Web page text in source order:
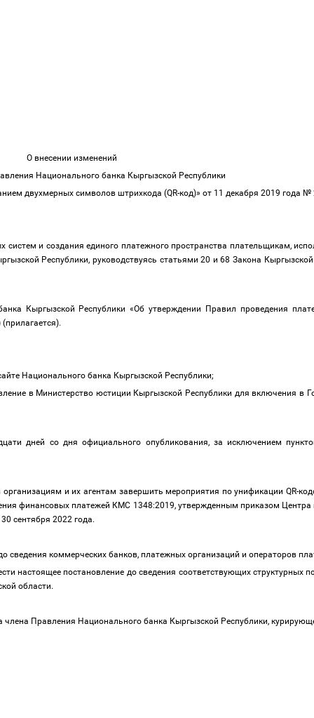
О внесении изменений
Национального банка Кыргызской Республики
двухмерных символов штрихкода (QR-код)» от 11 декабря 2019 года
систем и создания единого платежного пространства плательщикам,
Республики, руководствуясь статьями 20 и 68 Закона
Кыргызской Республики «Об утверждении Правил проведения
Национального банка Кыргызской Республики;
в Министерство юстиции Кыргызской Республики для включения в
дней со дня официального опубликования, за исключением
и их агентам завершить мероприятия по унификации QR-
финансовых платежей КМС 1348:2019, утвержденным приказом Центра
сентября 2022 года.
сведения коммерческих банков, платежных организаций и операторов
настоящее постановление до сведения соответствующих структурных
области.
Правления Национального банка Кыргызской Республики,